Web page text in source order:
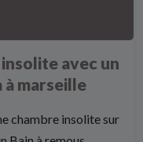
avec un
à marseille
chambre insolite sur